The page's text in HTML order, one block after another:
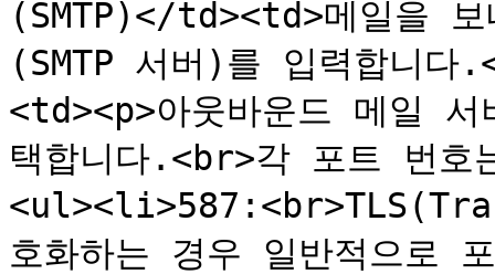
(SMTP)</td><td>메일을
(SMTP 서버)를 입력합니
<td><p>아웃바운드 메일
택합니다.<br>각 포트 번
호화하는 경우 일반적으로